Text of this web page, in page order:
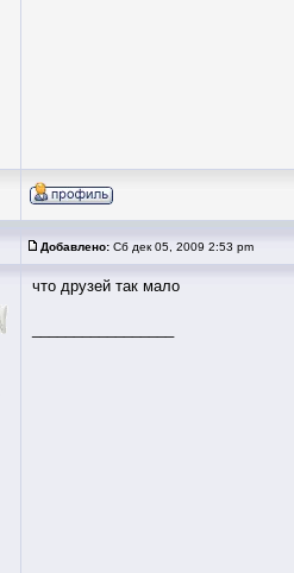
Добавлено: Сб дек 05, 2009 2:53 pm
что друзей так мало